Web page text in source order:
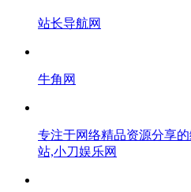
站长导航网
牛角网
专注于网络精品资源分享
站,小刀娱乐网